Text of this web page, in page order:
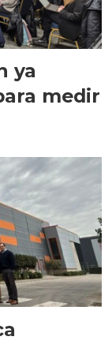
ya
medir